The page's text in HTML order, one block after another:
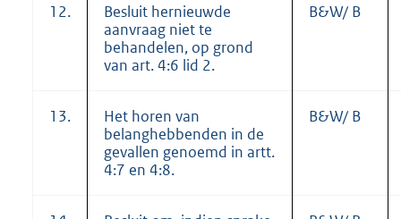
12.
Besluit hernieuwde
aanvraag niet te
behandelen, op grond
van art. 4:6 lid 2.
B&W/ B
13.
Het horen van
belanghebbenden in de
gevallen genoemd in artt.
4:7 en 4:8.
B&W/ B